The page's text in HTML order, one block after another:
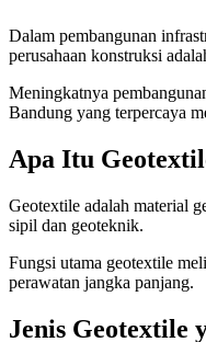
Dalam pembangunan
perusahaan konstruksi
Meningkatnya
Bandung yang terpercaya
Apa Itu
Geotextile adalah material
sipil dan geoteknik.
Fungsi utama geotextile
perawatan jangka panjang.
Jenis Geotextile